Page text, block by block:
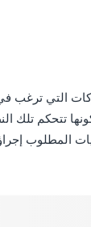
التي ترغب
تتحكم
المطلوب